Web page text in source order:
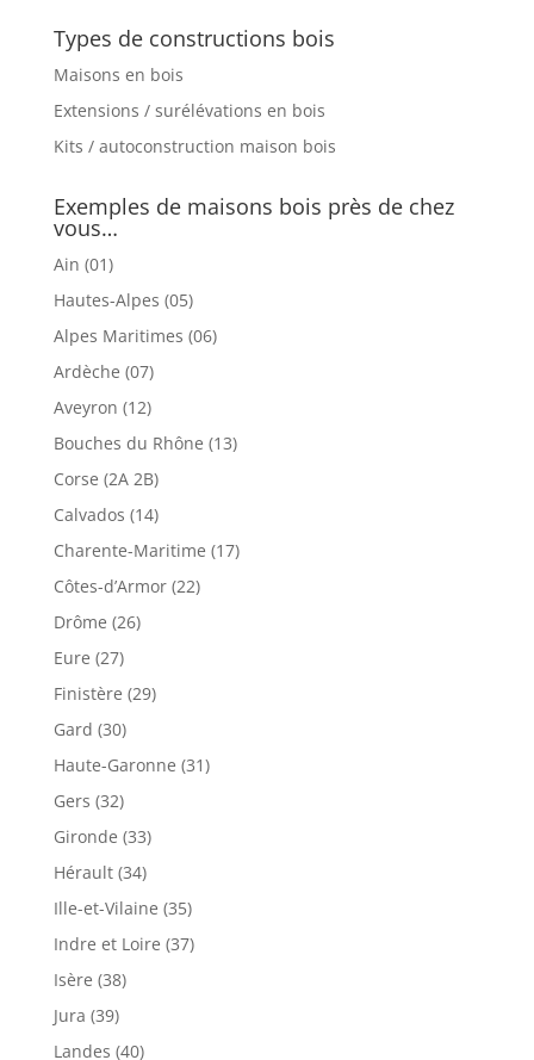
Types de constructions bois
Maisons en bois
Extensions / surélévations en bois
Kits / autoconstruction maison bois
Exemples de maisons bois près de chez
vous…
Ain (01)
Hautes-Alpes (05)
Alpes Maritimes (06)
Ardèche (07)
Aveyron (12)
Bouches du Rhône (13)
Corse (2A 2B)
Calvados (14)
Charente-Maritime (17)
Côtes-d’Armor (22)
Drôme (26)
Eure (27)
Finistère (29)
Gard (30)
Haute-Garonne (31)
Gers (32)
Gironde (33)
Hérault (34)
Ille-et-Vilaine (35)
Indre et Loire (37)
Isère (38)
Jura (39)
Landes (40)